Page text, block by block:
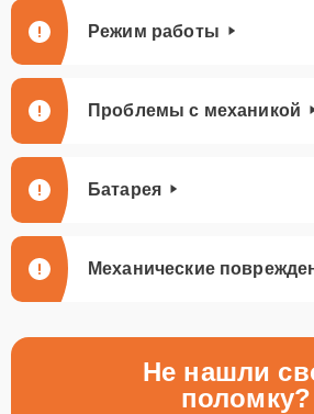
Режим работы
Проблемы с механикой
Батарея
Механические
Не нашли
поломку?